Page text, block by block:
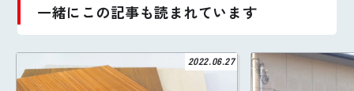
一緒にこの記事も読まれています
2022.06.27